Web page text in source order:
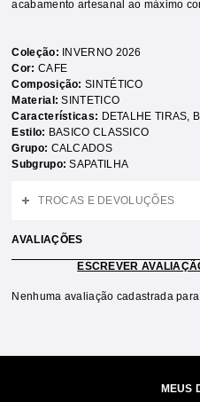
acabamento artesanal ao máximo
Coleção:
INVERNO 2026
Cor: CAFE
Composição:SINTÉTICO
Material:SINTETICO
Características: DETALHE TIRAS,
Estilo: BASICO CLASSICO
Grupo: CALCADOS
Subgrupo:SAPATILHA
TROCAS E DEVOLUÇÕES
AVALIAÇÕES
ESCREVER
Nenhuma avaliação cadastrada
MEUS